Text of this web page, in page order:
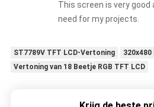
This screen is very good
need for my projects.
ST7789V TFT LCD-Vertoning
Vertoning van 18 Beetje RGB TFT LCD